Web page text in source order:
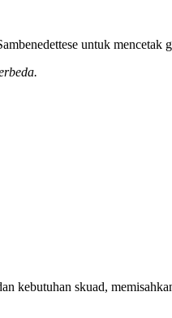
untuk mencetak
kebutuhan skuad,